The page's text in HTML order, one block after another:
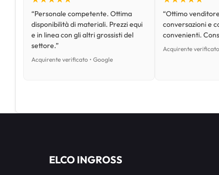
“Personale competente. Ottima
disponibilità di materiali. Prezzi equi
e in linea con gli altri grossisti del
settore.”
Acquirente verificato • Google
“Ottimo
conversazioni e
convenienti.
Acquirente
ELCO INGROSS